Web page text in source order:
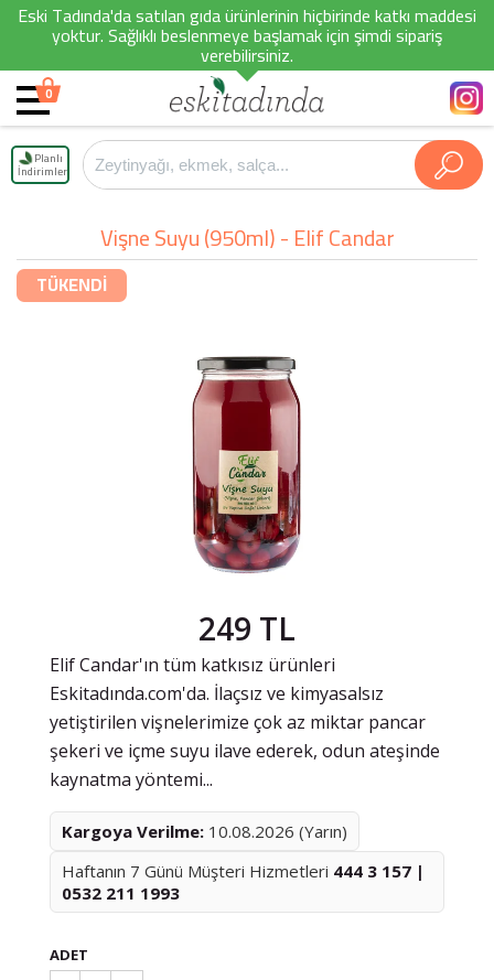
Eski Tadında'da satılan gıda ürünlerinin hiçbirinde katkı maddesi
yoktur. Sağlıklı beslenmeye başlamak için şimdi sipariş
verebilirsiniz.
0
Planlı
İndirimler
Vişne Suyu (950ml) - Elif Candar
TÜKENDİ
249 TL
Elif Candar'ın tüm katkısız ürünleri
Eskitadında.com'da. İlaçsız ve kimyasalsız
yetiştirilen vişnelerimize çok az miktar pancar
şekeri ve içme suyu ilave ederek, odun ateşinde
kaynatma yöntemi...
Kargoya Verilme: 10.08.2026 (Yarın)
Haftanın 7 Günü Müşteri Hizmetleri 444 3 157 |
0532 211 1993
ADET